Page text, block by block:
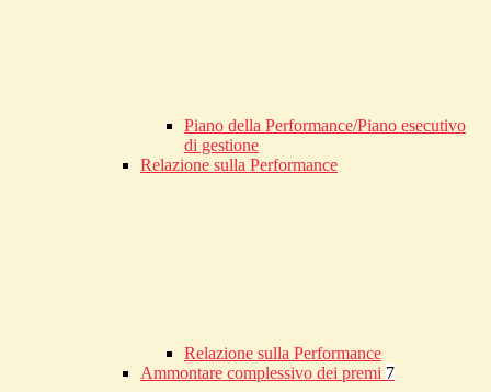
Piano della Performance/Piano esecutivo
di gestione
Relazione sulla Performance
Relazione sulla Performance
Ammontare complessivo dei premi 7